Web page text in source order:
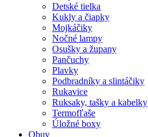
Detské tielka
Kukly a čiapky
Mojkáčiky
Nočné lampy
Osušky a župany
Pančuchy
Plavky
Podbradníky a slintáčiky
Rukavice
Ruksaky, tašky a kabelky
Termofľaše
Úložné boxy
Obuv